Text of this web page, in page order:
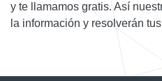
y te llamamos gratis. Así
la información y resolverán